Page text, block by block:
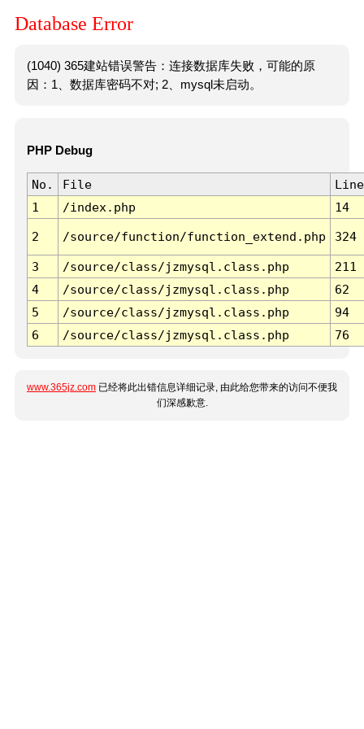
Database Error
(1040) 365建站错误警告：连接数据库失败，可能的原
因：1、数据库密码不对; 2、mysql未启动。
PHP Debug
No. File
Line
1
/index.php 14
2 /source/function/function_extend.php 324
3 /source/class/jzmysql.class.php
211
4
/source/class/jzmysql.class.php
62
5
/source/class/jzmysql.class.php
94
6
/source/class/jzmysql.class.php 76
www.365jz.com 已经将此出错信息详细记录, 由此给您带来的访问不便我
们深感歉意.